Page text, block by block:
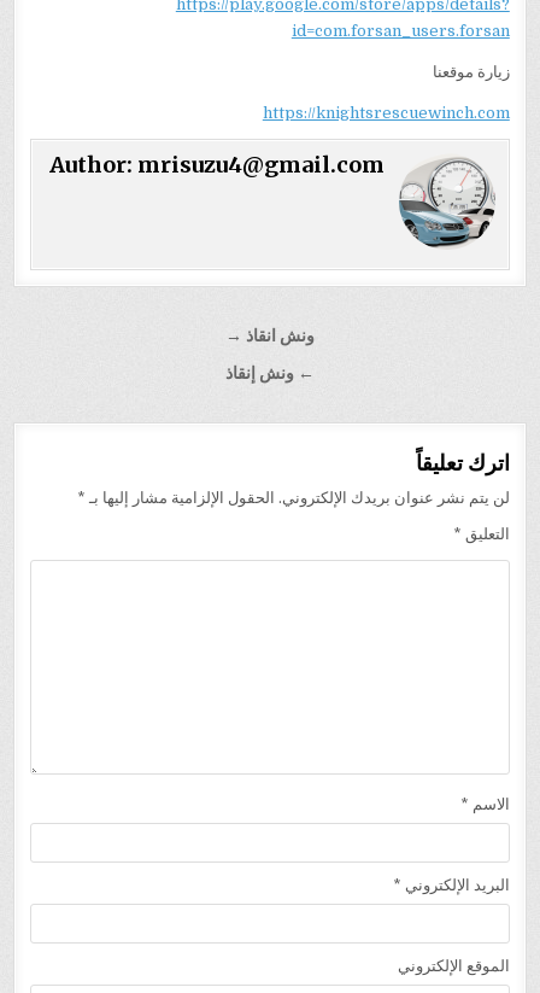
https://play.google.com/store/apps/details?
id=com.forsan_users.forsan
زيارة موقعنا
https://knightsrescuewinch.com
Author: mrisuzu4@gmail.com
ونش انقاذ →
← ونش إنقاذ
اترك تعليقاً
لن يتم نشر عنوان بريدك الإلكتروني. الحقول الإلزامية مشار إليها بـ *
التعليق *
الاسم *
البريد الإلكتروني *
الموقع الإلكتروني